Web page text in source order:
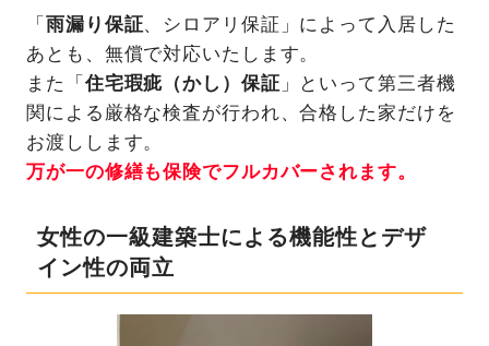
「雨漏り保証、シロアリ保証」によって入居した
あとも、無償で対応いたします。
また「住宅瑕疵（かし）保証 」といって第三者機
関による厳格な検査が行われ、合格した家だけを
お渡しします。
万が一の修繕も保険でフルカバーされます。
女性の一級建築士による機能性とデザ
イン性の両立